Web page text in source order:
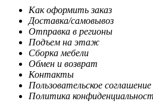
Как оформить заказ
Доставка/самовывоз
Отправка в регионы
Подъем на этаж
Сборка мебели
Обмен и возврат
Контакты
Пользовательское соглашение
Политика